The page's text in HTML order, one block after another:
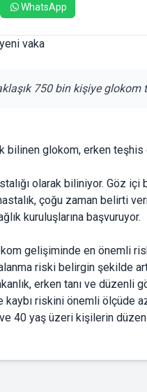
WhatsApp
750 bin kişiye glokom
bilinen glokom, erken
olarak biliniyor. Göz içi
çoğu zaman belirti
kuruluşlarına başvuruyor.
gelişiminde en önemli
riski belirgin şekilde
erken tanı ve düzenli
kaybı riskini önemli ölçüde
40 yaş üzeri kişilerin